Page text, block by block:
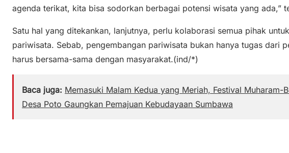
agenda terikat, kita bisa sodorkan berbagai potensi wisata yang ada,”
Satu hal yang ditekankan, lanjutnya, perlu kolaborasi semua pihak
pariwisata. Sebab, pengembangan pariwisata bukan hanya tugas dari
harus bersama-sama dengan masyarakat.(ind/*)
Baca juga: Memasuki Malam Kedua yang Meriah, Festival Muharam-
Desa Poto Gaungkan Pemajuan Kebudayaan Sumbawa